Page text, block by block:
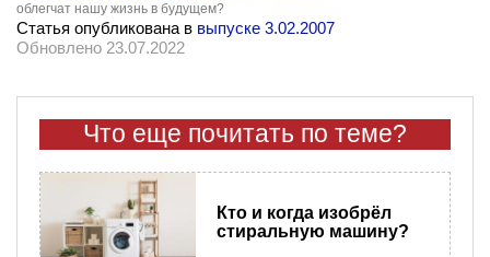
облегчат нашу жизнь в будущем?
Статья опубликована в выпуске 3.02.2007
Обновлено 23.07.2022
Что еще почитать по теме?
Кто и когда изобрёл
стиральную машину?